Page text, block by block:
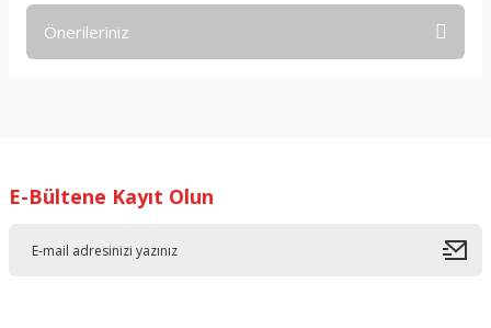
Önerileriniz
Ürün resmi kalitesiz, bozuk veya görüntülenemiyor.
E-Bültene Kayıt Olun